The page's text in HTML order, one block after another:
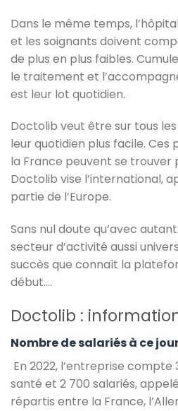
Dans le même temps,
et les soignants doivent
de plus en plus faibles.
le traitement et
est leur lot quotidien.
Doctolib veut être sur tous
leur quotidien plus facile.
la France peuvent se trouver
Doctolib vise l’international,
partie de l’Europe.
Sans nul doute qu’avec
secteur d’activité aussi
succès que connaît la
début….
Doctolib :
Nombre de salariés à ce
En 2022, l’entreprise
santé et 2 700 salariés,
répartis entre la France,